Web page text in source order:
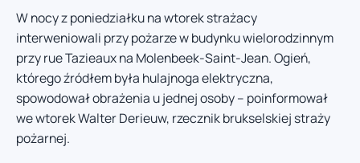
W nocy z poniedziałku na wtorek strażacy
interweniowali przy pożarze w budynku wielorodzinnym
przy rue Tazieaux na Molenbeek-Saint-Jean. Ogień,
którego źródłem była hulajnoga elektryczna,
spowodował obrażenia u jednej osoby – poinformował
we wtorek Walter Derieuw, rzecznik brukselskiej straży
pożarnej.